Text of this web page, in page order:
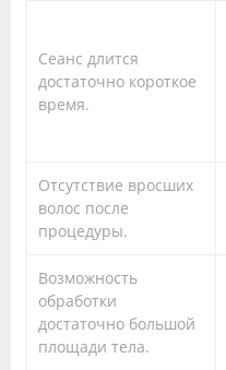
Сеанс длится
достаточно короткое
время.
Отсутствие вросших
волос после
процедуры.
Возможность
обработки
достаточно большой
площади тела.